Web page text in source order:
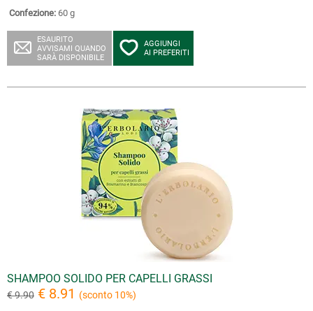
Confezione: 60 g
ESAURITO
AVVISAMI QUANDO
SARÀ DISPONIBILE
AGGIUNGI
AI PREFERITI
SHAMPOO SOLIDO PER CAPELLI GRASSI
€ 9.90 € 8.91 (sconto 10%)